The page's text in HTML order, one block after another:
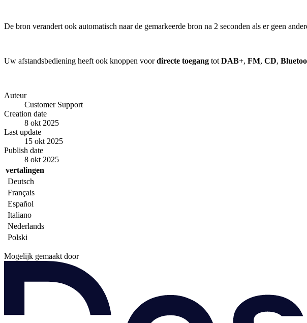
De bron verandert ook automatisch naar de gemarkeerde bron na 2 seconden als er geen
Uw afstandsbediening heeft ook knoppen voordirecte toegang tot DAB+, FM, CD,
Auteur
Customer Support
Creation date
8 okt 2025
Last update
15 okt 2025
Publish date
8 okt 2025
vertalingen
Deutsch
Français
Español
Italiano
Nederlands
Polski
Mogelijk gemaakt door